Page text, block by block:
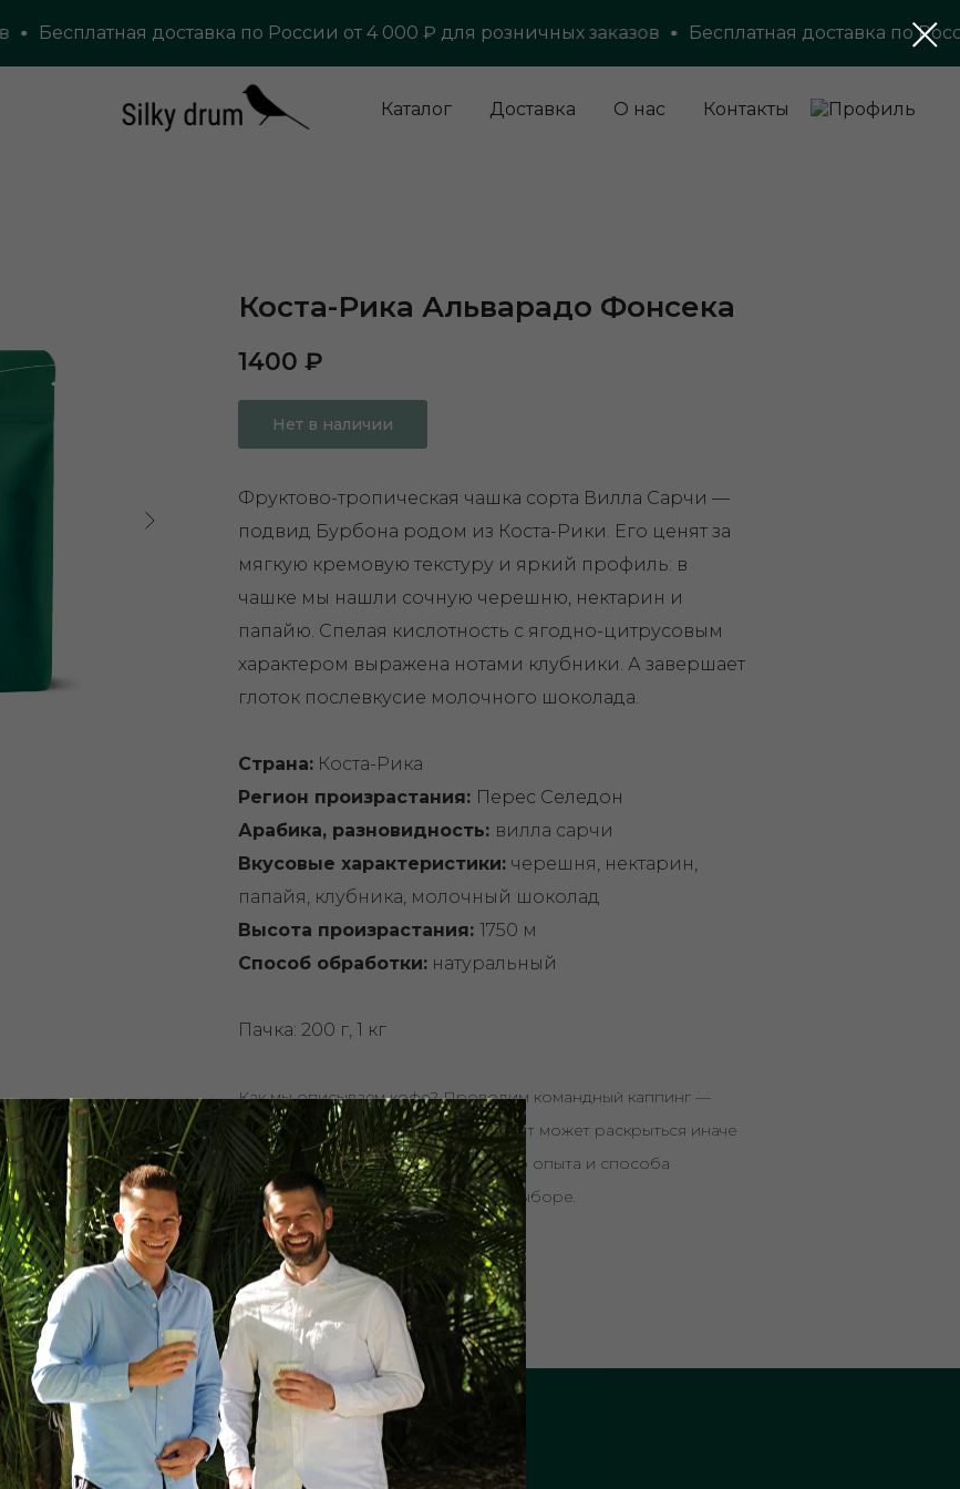
Бесплатная доставка по России от 4 000 ₽ для розничных заказов Бесплатная доставка по
Каталог Доставка О нас Контакты
Коста-Рика Альварадо Фонсека
1400 ₽
Нет в наличии
Фруктово-тропическая чашка сорта Вилла Сарчи —
подвид Бурбона родом из Коста-Рики. Его ценят за
мягкую кремовую текстуру и яркий профиль: в
чашке мы нашли сочную черешню, нектарин и
папайю. Спелая кислотность с ягодно-цитрусовым
характером выражена нотами клубники. А завершает
глоток послевкусие молочного шоколада.
Страна: Коста-Рика
Регион произрастания: Перес Селедон
Арабика, разновидность: вилла сарчи
Вкусовые характеристики: черешня, нектарин,
папайя, клубника, молочный шоколад
Высота произрастания: 1750 м
Способ обработки: натуральный
Пачка: 200 г, 1 кг
Как мы описываем кофе? Проводим командный каппинг —
профессиональную дегустацию. Лот может раскрыться иначе
в зависимости от вашего вкусового опыта и способа
заваривания. Учитывайте это при выборе.